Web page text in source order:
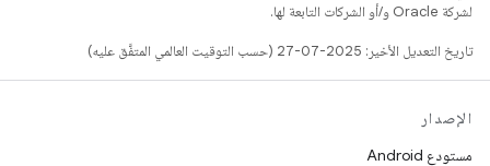
لشركة Oracle و/أو الشركات التابعة لها.
تاريخ التعديل الأخير: 2025-07-27 (حسب التوقيت العالمي المتفَّق عليه)
الإصدار
مستودع Android